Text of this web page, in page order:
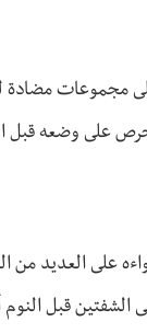
مجموعات مضادة
على وضعه قبل
على العديد من
الشفتين قبل النوم